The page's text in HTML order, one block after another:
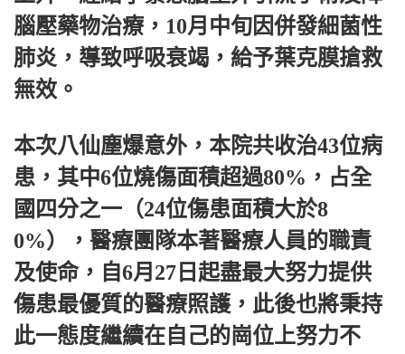
腦壓藥物治療，10月中旬因併發細菌性
肺炎，導致呼吸衰竭，給予葉克膜搶救
無效。
本次八仙塵爆意外，本院共收治43位病
患，其中6位燒傷面積超過80%，占全
國四分之一（24位傷患面積大於8
0%），醫療團隊本著醫療人員的職責
及使命，自6月27日起盡最大努力提供
傷患最優質的醫療照護，此後也將秉持
此一態度繼續在自己的崗位上努力不